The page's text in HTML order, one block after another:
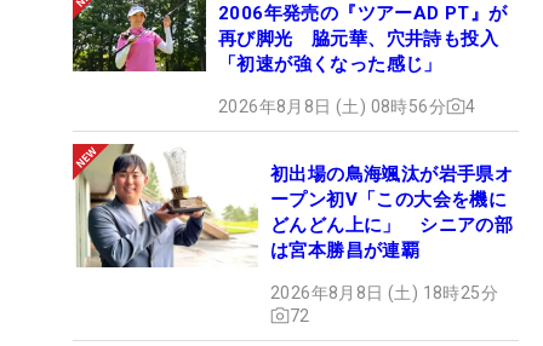
2006年発売の『ツアーAD PT』が
再び脚光 脇元華、穴井詩も投入
「初速が強くなった感じ」
2026年8月8日 (土) 08時56分 4
初出場の鳥海颯汰が岩手県オ
ープン初V「この大会を機に
どんどん上に」 シニアの部
は宮本勝昌が連覇
2026年8月8日 (土) 18時25分
72